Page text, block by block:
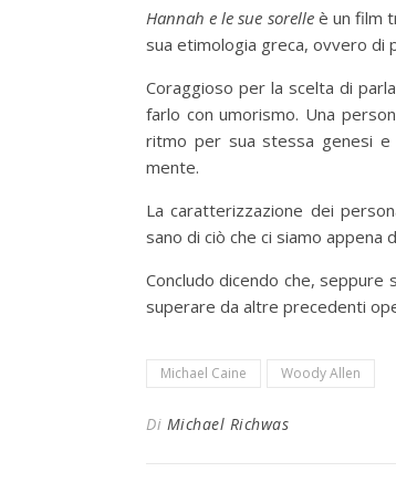
Hannah e le sue sorelleè un film
sua etimologia greca, ovvero di
Coraggioso per la scelta di
farlo con umorismo. Una
ritmo per sua stessa genesi e
mente.
La caratterizzazione dei
sano di ciò che ci siamo
Concludo dicendo che, seppure
superare da altre precedenti
Michael Caine Woody Allen
Di Michael Richwas